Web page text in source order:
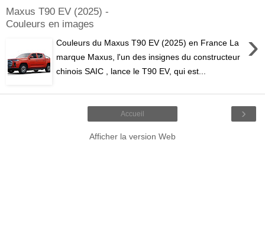
Maxus T90 EV (2025) -
Couleurs en images
›
Couleurs du Maxus T90 EV (2025) en France La
marque Maxus, l'un des insignes du constructeur
chinois SAIC , lance le T90 EV, qui est...
›
Accueil
Afficher la version Web